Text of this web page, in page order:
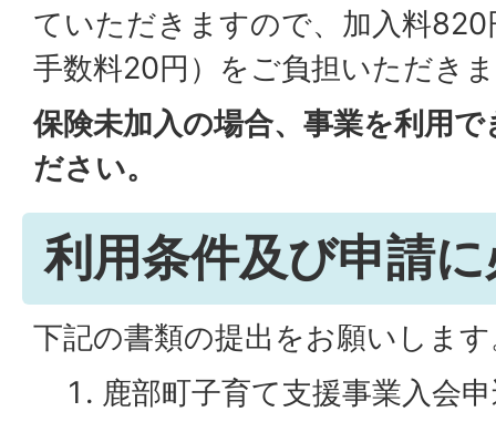
ていただきますので、加入料
手数料20円）をご負担いただき
保険未加入の場合、事業を利用
ださい。
利用条件及び申請
下記の書類の提出をお願いしま
鹿部町子育て支援事業入会